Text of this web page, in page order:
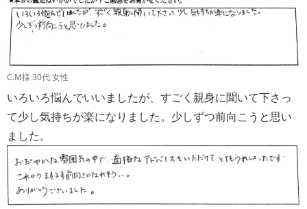
C.M様 30代 女性
いろいろ悩んでいいましたが、すごく親身に聞いて下さっ
て少し気持ちが楽になりました。少しずつ前向こうと思い
ました。